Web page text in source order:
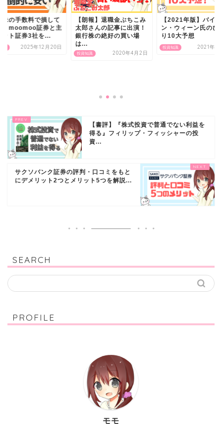
株の手数料で損して
？moomoo証券と主
ット証券3社を...
2025年12月20日
投資知識
【朗報】退職金ぶちこみ
太郎さんの記事に出演！
銀行株の絶好の買い場
は...
2020年4月2日
投資知識
【2021年版】バイロ
ン・ウィーン氏のび
り10大予想
2021年1
【書評】『株式投資で普通でない利益を
得る』フィリップ・フィッシャーの投
資...
サクソバンク証券の評判・口コミをもと
にデメリット2つとメリット5つを解説...
SEARCH
PROFILE
モモ